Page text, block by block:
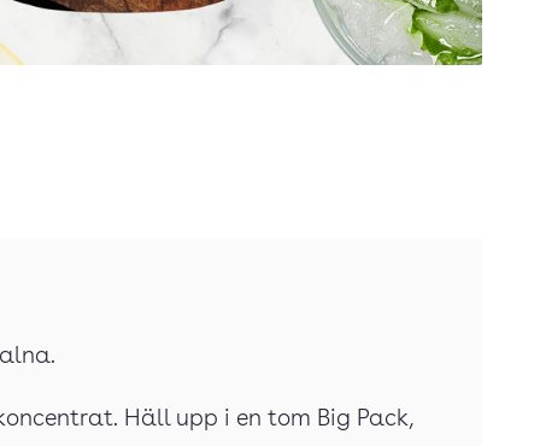
Häll upp i en tom Big Pack,